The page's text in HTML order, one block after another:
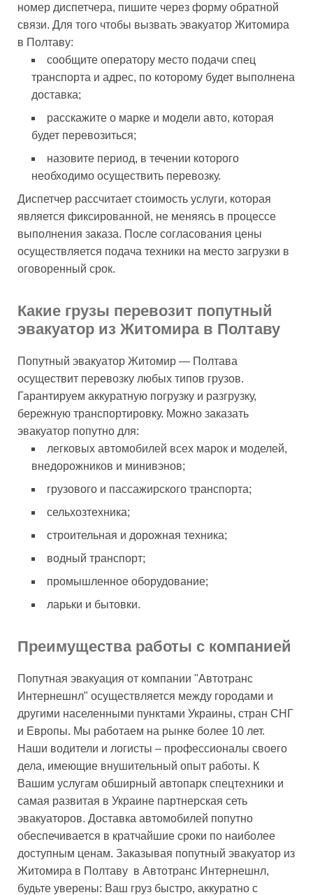
номер диспетчера, пишите через форму обратной
связи. Для того чтобы вызвать эвакуатор Житомира
в Полтаву:
сообщите оператору место подачи спец
транспорта и адрес, по которому будет выполнена
доставка;
расскажите о марке и модели авто, которая
будет перевозиться;
назовите период, в течении которого
необходимо осуществить перевозку.
Диспетчер рассчитает стоимость услуги, которая
является фиксированной, не меняясь в процессе
выполнения заказа. После согласования цены
осуществляется подача техники на место загрузки в
оговоренный срок.
Какие грузы перевозит попутный
эвакуатор из Житомира в Полтаву
Попутный эвакуатор Житомир — Полтава
осуществит перевозку любых типов грузов.
Гарантируем аккуратную погрузку и разгрузку,
бережную транспортировку. Можно заказать
эвакуатор попутно для:
легковых автомобилей всех марок и моделей,
внедорожников и минивэнов;
грузового и пассажирского транспорта;
сельхозтехника;
строительная и дорожная техника;
водный транспорт;
промышленное оборудование;
ларьки и бытовки.
Преимущества работы с компанией
Попутная эвакуация от компании "Автотранс
Интернешнл" осуществляется между городами и
другими населенными пунктами Украины, стран СНГ
и Европы. Мы работаем на рынке более 10 лет.
Наши водители и логисты – профессионалы своего
дела, имеющие внушительный опыт работы. К
Вашим услугам обширный автопарк спецтехники и
самая развитая в Украине партнерская сеть
эвакуаторов. Доставка автомобилей попутно
обеспечивается в кратчайшие сроки по наиболее
доступным ценам. Заказывая попутный эвакуатор из
Житомира в Полтаву в Автотранс Интернешнл,
будьте уверены: Ваш груз быстро, аккуратно с